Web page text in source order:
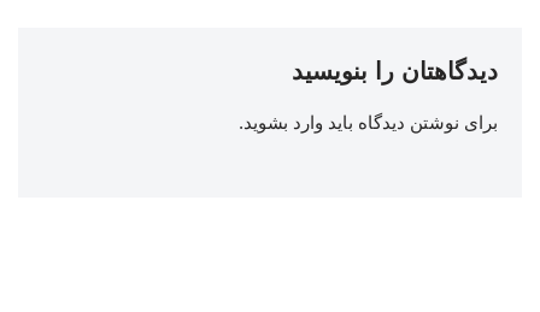
دیدگاهتان را بنویسید
برای نوشتن دیدگاه باید وارد بشوید.